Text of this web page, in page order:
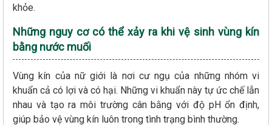
khỏe.
Những nguy cơ có thể xảy ra khi vệ sinh vùng kín
bằng nước muối
Vùng kín của nữ giới là nơi cư ngụ của những nhóm vi
khuẩn cả có lợi và có hại. Những vi khuẩn này tự ức chế lẫn
nhau và tạo ra môi trường cân bằng với độ pH ổn định,
giúp bảo vệ vùng kín luôn trong tình trạng bình thường.